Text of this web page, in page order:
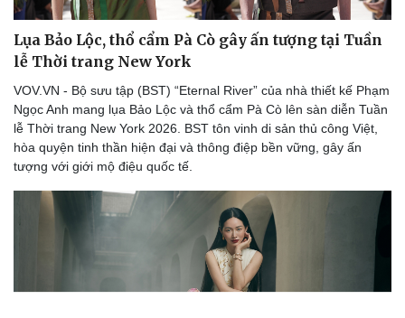
Lụa Bảo Lộc, thổ cẩm Pà Cò gây ấn tượng tại Tuần
lễ Thời trang New York
VOV.VN - Bộ sưu tập (BST) “Eternal River” của nhà thiết kế Phạm
Ngọc Anh mang lụa Bảo Lộc và thổ cẩm Pà Cò lên sàn diễn Tuần
lễ Thời trang New York 2026. BST tôn vinh di sản thủ công Việt,
hòa quyện tinh thần hiện đại và thông điệp bền vững, gây ấn
tượng với giới mộ điệu quốc tế.